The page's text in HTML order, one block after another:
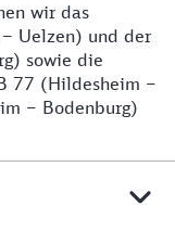
wir das
Uelzen) und der
sowie die
77 (Hildesheim –
– Bodenburg)